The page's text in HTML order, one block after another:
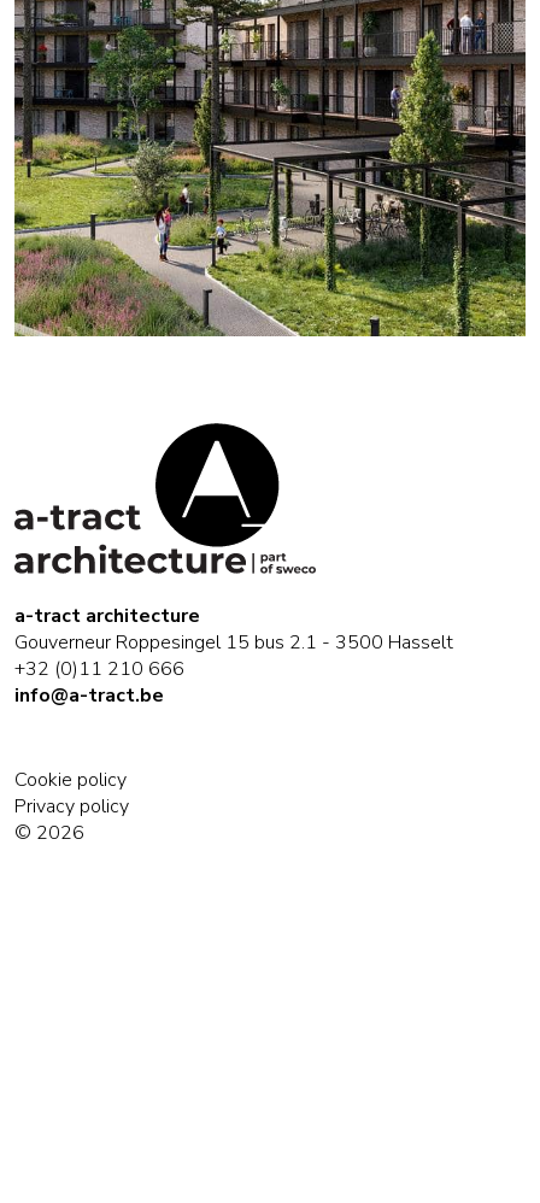
a-tract architecture
Gouverneur Roppesingel 15 bus 2.1 - 3500 Hasselt
+32 (0)11 210 666
info@a-tract.be
Cookie policy
Privacy policy
© 2026